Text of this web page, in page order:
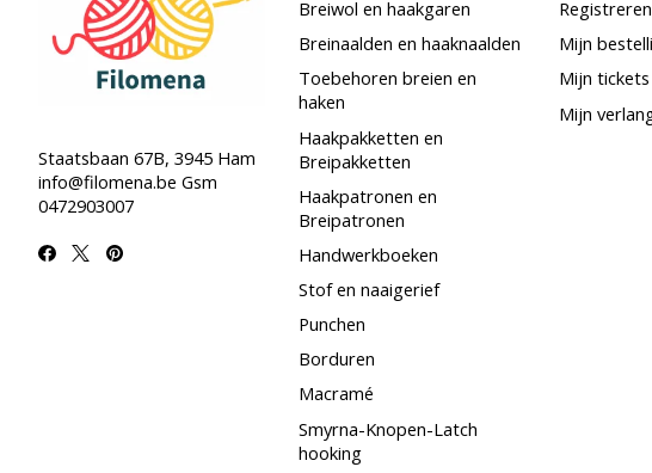
Staatsbaan 67B, 3945 Ham
info@filomena.be Gsm
0472903007
Breiwol en haakgaren
Breinaalden en haaknaalden
Toebehoren breien en
haken
Haakpakketten en
Breipakketten
Haakpatronen en
Breipatronen
Handwerkboeken
Stof en naaigerief
Punchen
Borduren
Macramé
Smyrna-Knopen-Latch
hooking
Registreren
Mijn
Mijn tickets
Mijn